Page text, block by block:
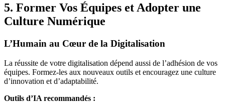
5. Former Vos Équipes et Adopter une
Culture Numérique
L’Humain au Cœur de la Digitalisation
La réussite de votre digitalisation dépend aussi de l’adhésion de vos
équipes. Formez-les aux nouveaux outils et encouragez une culture
d’innovation et d’adaptabilité.
Outils d’IA recommandés :